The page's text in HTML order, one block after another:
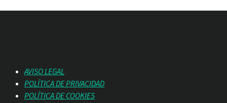
AVISO LEGAL
POLÍTICA DE PRIVACIDAD
POLÍTICA DE COOKIES